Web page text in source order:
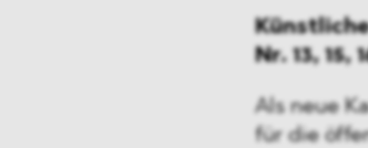
Nr. 13, 15,
Als neue
für die